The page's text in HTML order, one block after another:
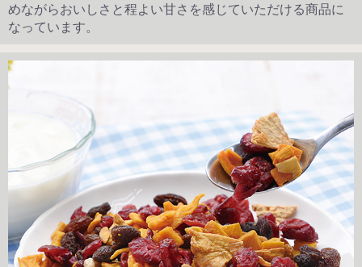
めながらおいしさと程よい甘さを感じていただける商品に
なっています。